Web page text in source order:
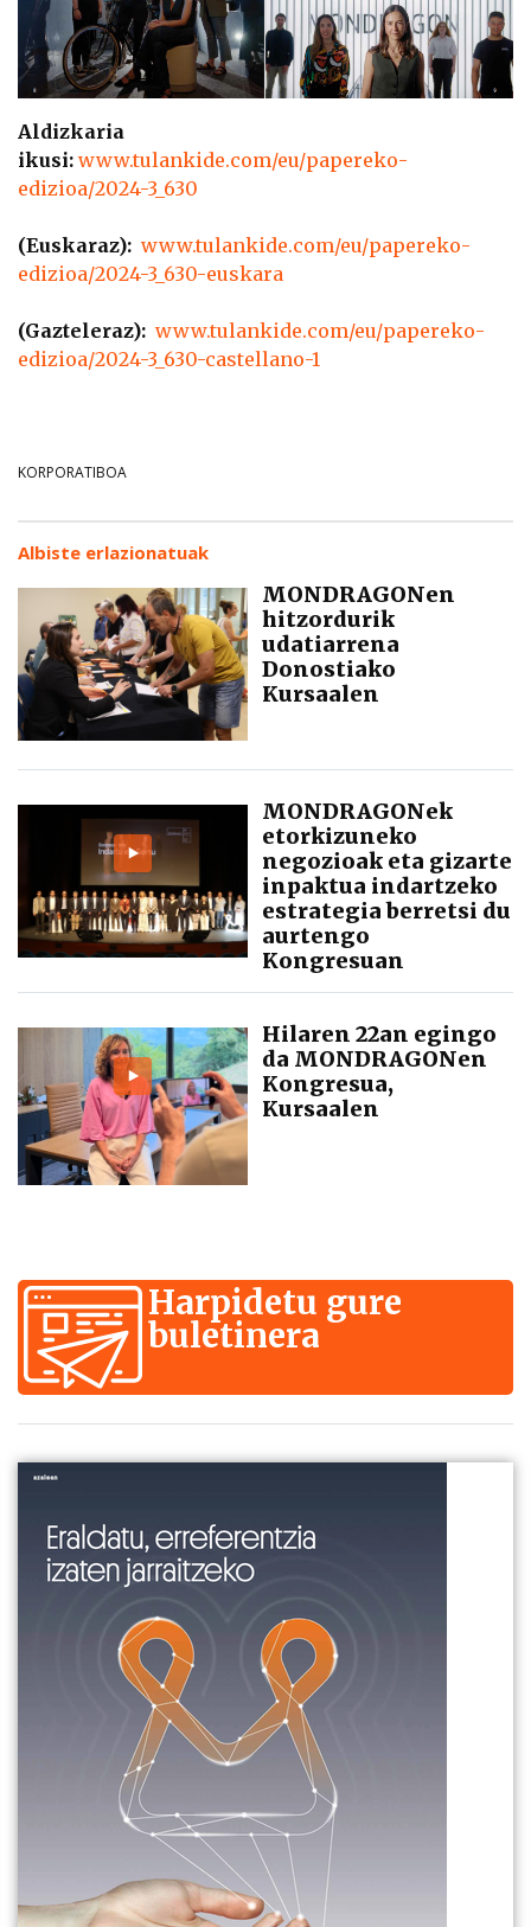
Aldizkaria
ikusi: www.tulankide.com/eu/papereko-
edizioa/2024-3_630
(Euskaraz): www.tulankide.com/eu/papereko-
edizioa/2024-3_630-euskara
(Gazteleraz): www.tulankide.com/eu/papereko-
edizioa/2024-3_630-castellano-1
KORPORATIBOA
Albiste erlazionatuak
MONDRAGONen
hitzordurik
udatiarrena
Donostiako
Kursaalen
MONDRAGONek
etorkizuneko
negozioak eta gizarte
inpaktua indartzeko
estrategia berretsi du
aurtengo
Kongresuan
Hilaren 22an egingo
da MONDRAGONen
Kongresua,
Kursaalen
Harpidetu gure
buletinera